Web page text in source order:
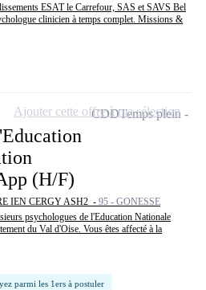
ESAT le Carrefour, SAS et SAVS Bel
clinicien à temps complet. Missions &
(H/F)
IEN CERGY ASH2 - 95 - GONESSE
psychologues de l'Education Nationale
du Val d'Oise. Vous êtes affecté à la
parmi les 1ers à postuler
CDDTemps plein
Ajouter cette offre à ma sélection